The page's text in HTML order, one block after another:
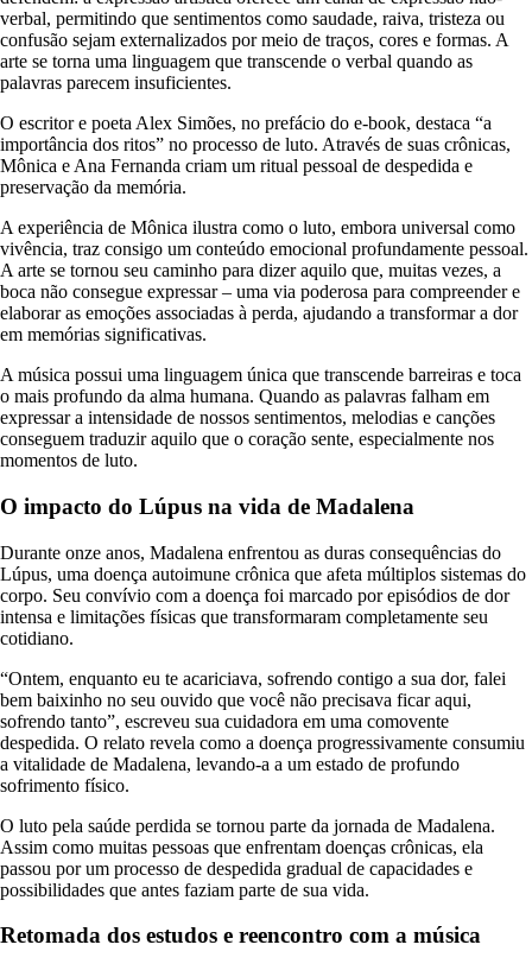
verbal, permitindo que sentimentos como saudade, raiva, tristeza ou
confusão sejam externalizados por meio de traços, cores e formas. A
arte se torna uma linguagem que transcende o verbal quando as
palavras parecem insuficientes.
O escritor e poeta Alex Simões, no prefácio do e-book, destaca “a
importância dos ritos” no processo de luto. Através de suas crônicas,
Mônica e Ana Fernanda criam um ritual pessoal de despedida e
preservação da memória.
A experiência de Mônica ilustra como o luto, embora universal como
vivência, traz consigo um conteúdo emocional profundamente pessoal.
A arte se tornou seu caminho para dizer aquilo que, muitas vezes, a
boca não consegue expressar – uma via poderosa para compreender e
elaborar as emoções associadas à perda, ajudando a transformar a dor
em memórias significativas.
A música possui uma linguagem única que transcende barreiras e toca
o mais profundo da alma humana. Quando as palavras falham em
expressar a intensidade de nossos sentimentos, melodias e canções
conseguem traduzir aquilo que o coração sente, especialmente nos
momentos de luto.
O impacto do Lúpus na vida de Madalena
Durante onze anos, Madalena enfrentou as duras consequências do
Lúpus, uma doença autoimune crônica que afeta múltiplos sistemas do
corpo. Seu convívio com a doença foi marcado por episódios de dor
intensa e limitações físicas que transformaram completamente seu
cotidiano.
“Ontem, enquanto eu te acariciava, sofrendo contigo a sua dor, falei
bem baixinho no seu ouvido que você não precisava ficar aqui,
sofrendo tanto”, escreveu sua cuidadora em uma comovente
despedida. O relato revela como a doença progressivamente consumiu
a vitalidade de Madalena, levando-a a um estado de profundo
sofrimento físico.
O luto pela saúde perdida se tornou parte da jornada de Madalena.
Assim como muitas pessoas que enfrentam doenças crônicas, ela
passou por um processo de despedida gradual de capacidades e
possibilidades que antes faziam parte de sua vida.
Retomada dos estudos e reencontro com a música